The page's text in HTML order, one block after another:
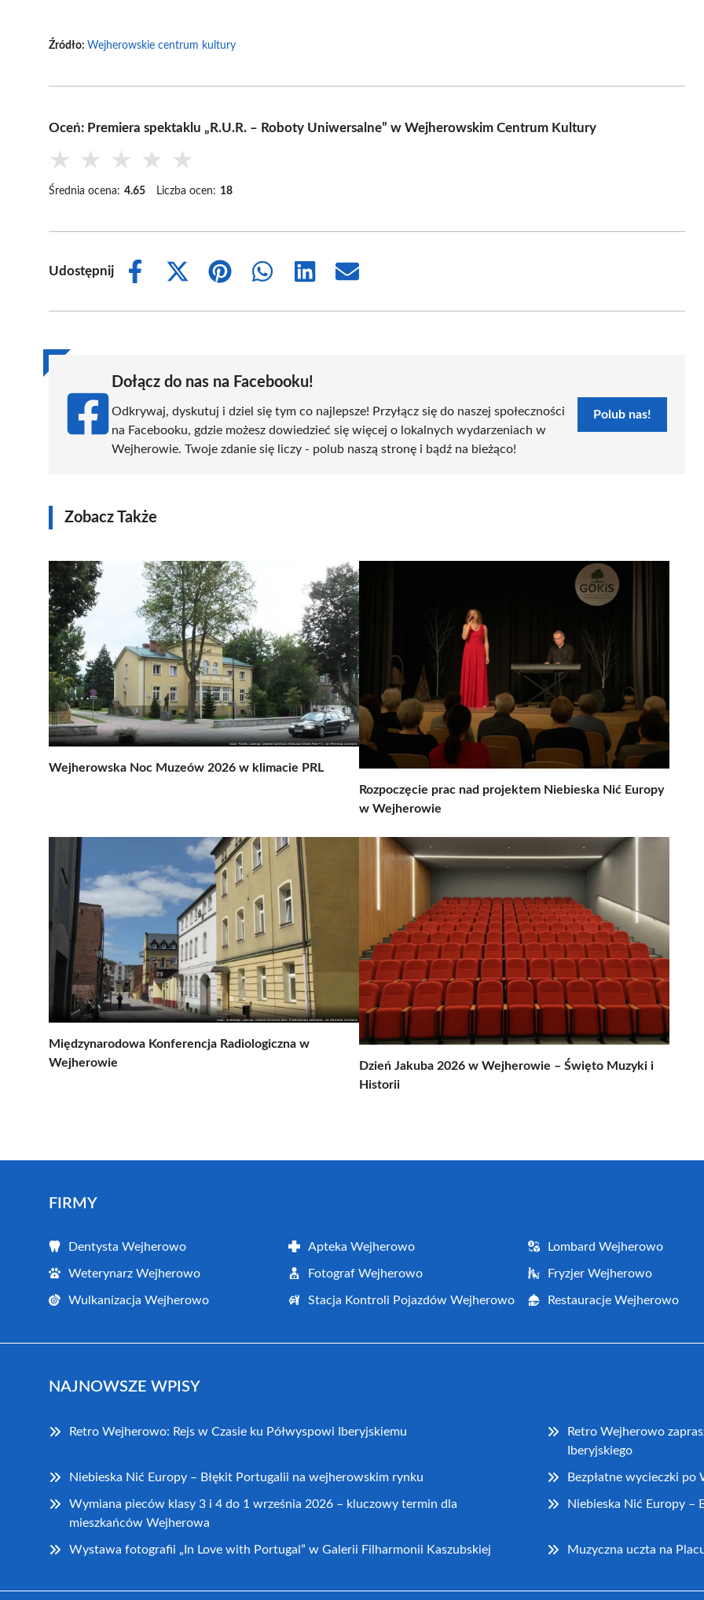
Źródło: Wejherowskie centrum kultury
Oceń: Premiera spektaklu „R.U.R. – Roboty Uniwersalne” w Wejherowskim Centrum Kultury
★ ★ ★ ★ ★
Średnia ocena: 4.65 Liczba ocen: 18
Udostępnij
Share
Share
(Twitter)
Share
Share
Share
Share
Dołącz do nas na Facebooku!
Odkrywaj, dyskutuj i dziel się tym co najlepsze! Przyłącz się do naszej społeczności
na Facebooku, gdzie możesz dowiedzieć się więcej o lokalnych wydarzeniach w
Wejherowie. Twoje zdanie się liczy - polub naszą stronę i bądź na bieżąco!
Polub nas!
Zobacz Także
Wejherowska Noc Muzeów 2026 w klimacie PRL
Rozpoczęcie prac nad projektem Niebieska Nić Europy
w Wejherowie
Międzynarodowa Konferencja Radiologiczna w
Wejherowie
Dzień Jakuba 2026 w Wejherowie – Święto Muzyki i
Historii
FIRMY
Dentysta Wejherowo Apteka Wejherowo Lombard Wejherowo
Weterynarz Wejherowo Fotograf Wejherowo Fryzjer Wejherowo
Wulkanizacja Wejherowo Stacja Kontroli Pojazdów Wejherowo Restauracje Wejherowo
NAJNOWSZE WPISY
Retro Wejherowo: Rejs w Czasie ku Półwyspowi Iberyjskiemu
Retro Wejherowo
Iberyjskiego
Niebieska Nić Europy – Błękit Portugalii na wejherowskim rynku Bezpłatne wycieczki
Wymiana pieców klasy 3 i 4 do 1 września 2026 – kluczowy termin dla
mieszkańców Wejherowa
Niebieska Nić Europy –
Wystawa fotografii „In Love with Portugal” w Galerii Filharmonii Kaszubskiej Muzyczna uczta na